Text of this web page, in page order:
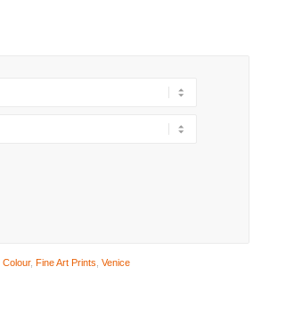
Colour, Fine Art Prints Venice